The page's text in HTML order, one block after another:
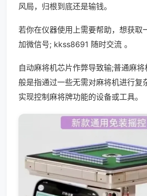
风局，归根到底还是输钱。
若你在仪器使用上需要帮助，想获取
加微信号; kkss8691 随时交流 。
自动麻将机芯片作弊导致输;普通麻
般是指通过一些无需对麻将机进行复
实现控制麻将牌功能的设备或工具。